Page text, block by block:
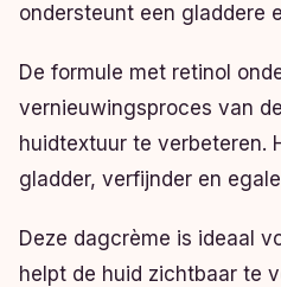
ondersteunt een gladdere
De formule met retinol
vernieuwingsproces van
huidtextuur te verbeteren.
gladder, verfijnder en
Deze dagcrème is ideaal
helpt de huid zichtbaar te